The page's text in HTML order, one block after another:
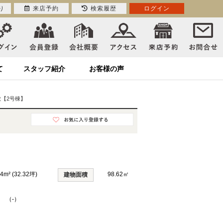
スタッフ紹介 お客様の声
2号棟】
(32.32坪) 建物面積 98.62㎡
（-）
来店予約 検索履歴 ログイン